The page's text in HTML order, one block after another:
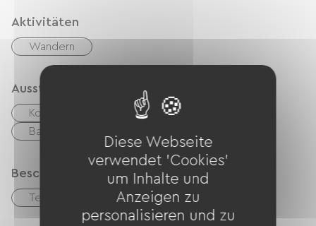
Aktivitäten
Wandern
Ausstattung
Kostenloses WLAN
Gartenmöbel
Babyausstattung
Beschreibung
Terrasse Garage
Diese Webseite
verwendet 'Cookies'
um Inhalte und
Anzeigen zu
personalisieren und zu